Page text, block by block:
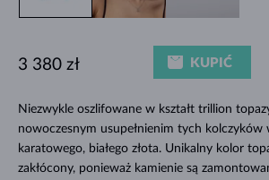
Niezwykle oszlifowane w kształt trillion
nowoczesnym usupełnienim tych kolczyków
karatowego, białego złota. Unikalny kolor
zakłócony, ponieważ kamienie są
3 380 zł KUPIĆ